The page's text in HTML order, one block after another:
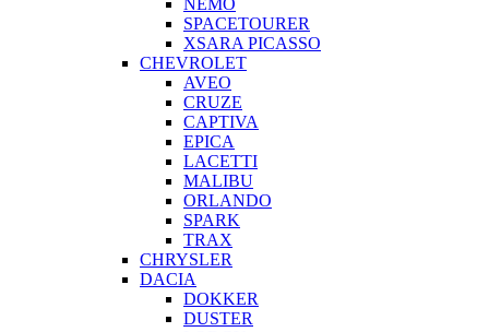
SPACETOURER
XSARA PICASSO
CHEVROLET
AVEO
CRUZE
CAPTIVA
EPICA
LACETTI
MALIBU
ORLANDO
SPARK
TRAX
CHRYSLER
DACIA
DOKKER
DUSTER